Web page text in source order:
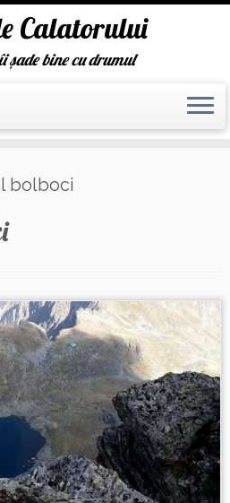
Calatorului
șade bine cu drumul
bolboci